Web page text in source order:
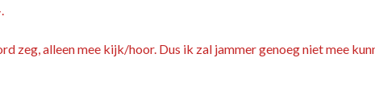
zeg, alleen mee kijk/hoor. Dus ik zal jammer genoeg niet mee